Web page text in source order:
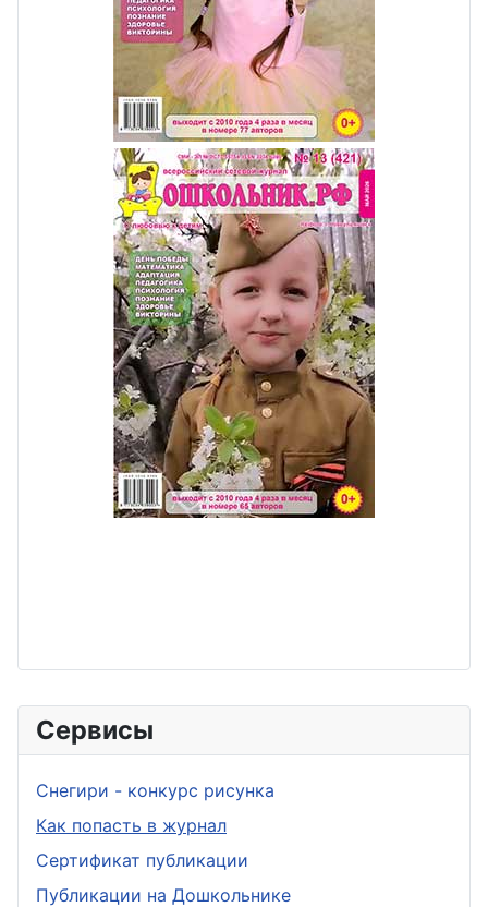
Сервисы
Снегири - конкурс рисунка
Как попасть в журнал
Сертификат публикации
Публикации на Дошкольнике